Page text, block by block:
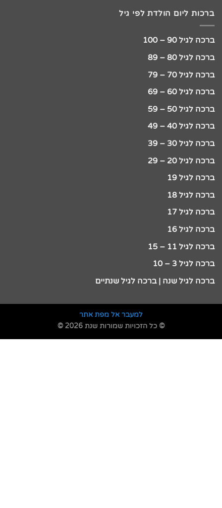
ברכות ליום הולדת לפי גיל
ברכה לגיל 90 – 100
ברכה לגיל 80 – 89
ברכה לגיל 70 – 79
ברכה לגיל 60 – 69
ברכה לגיל 50 – 59
ברכה לגיל 40 – 49
ברכה לגיל 30 – 39
ברכה לגיל 20 – 29
ברכה לגיל 19
ברכה לגיל 18
ברכה לגיל 17
ברכה לגיל 16
ברכה לגיל 11 – 15
ברכה לגיל 3 – 10
ברכה לגיל שנה | ברכה לגיל שנתיים
למעבר אל מפת אתר
© כל הזכויות שמורות שנת 2026 ©